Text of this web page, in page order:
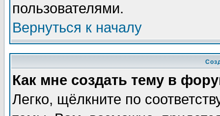
пользователями.
Вернуться к началу
Как мне создать тему в
Легко, щёлкните по